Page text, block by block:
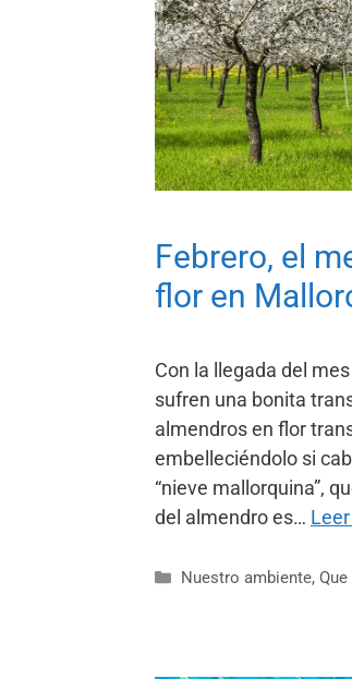
Febrero, el
flor en
Con la llegada del
sufren una bonita
almendros en flor
embelleciéndolo si
“nieve mallorquina”,
del almendro es…
Nuestro ambiente,